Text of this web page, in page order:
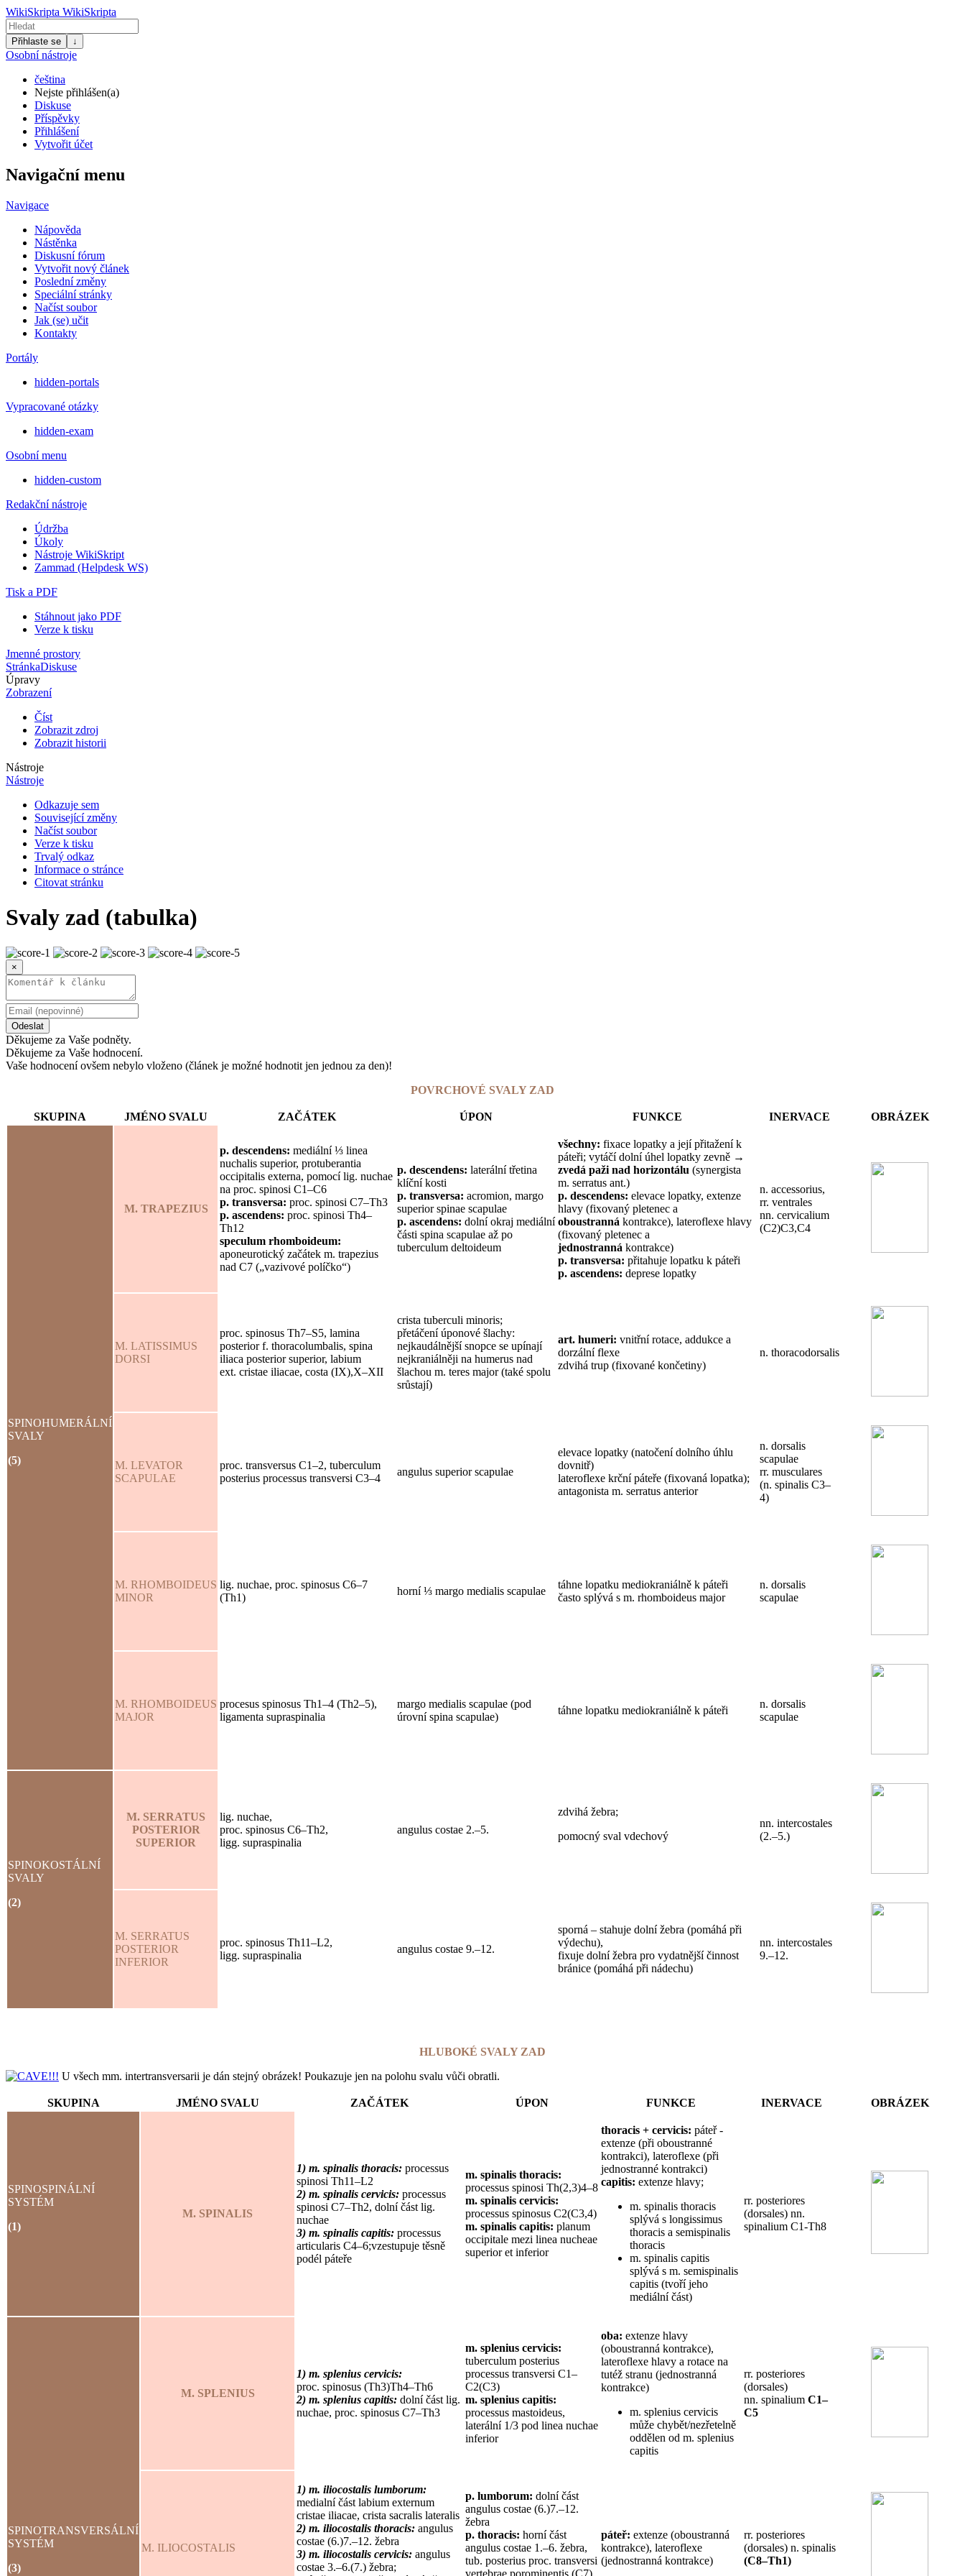
WikiSkripta WikiSkripta
Přihlaste se ↓
Osobní nástroje
čeština
Nejste přihlášen(a)
Diskuse
Příspěvky
Přihlášení
Vytvořit účet
Navigační menu
Navigace
Nápověda
Nástěnka
Diskusní fórum
Vytvořit nový článek
Poslední změny
Speciální stránky
Načíst soubor
Jak (se) učit
Kontakty
Portály
hidden-portals
Vypracované otázky
hidden-exam
Osobní menu
hidden-custom
Redakční nástroje
Údržba
Úkoly
Nástroje WikiSkript
Zammad (Helpdesk WS)
Tisk a PDF
Stáhnout jako PDF
Verze k tisku
Jmenné prostory
StránkaDiskuse
Úpravy
Zobrazení
Číst
Zobrazit zdroj
Zobrazit historii
Nástroje
Nástroje
Odkazuje sem
Související změny
Načíst soubor
Verze k tisku
Trvalý odkaz
Informace o stránce
Citovat stránku
Svaly zad (tabulka)
×
Odeslat
Děkujeme za Vaše podněty.
Děkujeme za Vaše hodnocení.
Vaše hodnocení ovšem nebylo vloženo (článek je možné hodnotit jen jednou za den)!
POVRCHOVÉ SVALY ZAD
SKUPINA JMÉNO SVALU ZAČÁTEK ÚPON FUNKCE INERVACE OBRÁZEK
SPINOHUMERÁLNÍ
SVALY
(5)
M. TRAPEZIUS
p. descendens: mediální ⅓ linea
nuchalis superior, protuberantia
occipitalis externa, pomocí lig. nuchae
na proc. spinosi C1–C6
p. transversa: proc. spinosi C7–Th3
p. ascendens: proc. spinosi Th4–
Th12
speculum rhomboideum:
aponeurotický začátek m. trapezius
nad C7 („vazivové políčko“)
p. descendens: laterální třetina
klíční kosti
p. transversa: acromion, margo
superior spinae scapulae
p. ascendens: dolní okraj mediální
části spina scapulae až po
tuberculum deltoideum
všechny: fixace lopatky a její přitažení k
páteři; vytáčí dolní úhel lopatky zevně →
zvedá paži nad horizontálu (synergista
m. serratus ant.)
p. descendens: elevace lopatky, extenze
hlavy (fixovaný pletenec a
oboustranná kontrakce), lateroflexe hlavy
(fixovaný pletenec a
jednostranná kontrakce)
p. transversa: přitahuje lopatku k páteři
p. ascendens: deprese lopatky
n. accessorius,
rr. ventrales
nn. cervicalium
(C2)C3,C4
M. LATISSIMUS
DORSI
proc. spinosus Th7–S5, lamina
posterior f. thoracolumbalis, spina
iliaca posterior superior, labium
ext. cristae iliacae, costa (IX),X–XII
crista tuberculi minoris;
přetáčení úponové šlachy:
nejkaudálnější snopce se upínají
nejkraniálněji na humerus nad
šlachou m. teres major (také spolu
srůstají)
art. humeri: vnitřní rotace, addukce a
dorzální flexe
zdvihá trup (fixované končetiny)
n. thoracodorsalis
M. LEVATOR
SCAPULAE
proc. transversus C1–2, tuberculum
posterius processus transversi C3–4
angulus superior scapulae
elevace lopatky (natočení dolního úhlu
dovnitř)
lateroflexe krční páteře (fixovaná lopatka);
antagonista m. serratus anterior
n. dorsalis
scapulae
rr. musculares
(n. spinalis C3–
4)
M. RHOMBOIDEUS
MINOR
lig. nuchae, proc. spinosus C6–7
(Th1)
horní ⅓ margo medialis scapulae
táhne lopatku mediokraniálně k páteři
často splývá s m. rhomboideus major
n. dorsalis
scapulae
M. RHOMBOIDEUS
MAJOR
procesus spinosus Th1–4 (Th2–5),
ligamenta supraspinalia
margo medialis scapulae (pod
úrovní spina scapulae)
táhne lopatku mediokraniálně k páteři
n. dorsalis
scapulae
SPINOKOSTÁLNÍ
SVALY
(2)
M. SERRATUS
POSTERIOR
SUPERIOR
lig. nuchae,
proc. spinosus C6–Th2,
ligg. supraspinalia
angulus costae 2.–5.
zdvihá žebra;
pomocný sval vdechový
nn. intercostales
(2.–5.)
M. SERRATUS
POSTERIOR
INFERIOR
proc. spinosus Th11–L2,
ligg. supraspinalia
angulus costae 9.–12.
sporná – stahuje dolní žebra (pomáhá při
výdechu),
fixuje dolní žebra pro vydatnější činnost
bránice (pomáhá při nádechu)
nn. intercostales
9.–12.
HLUBOKÉ SVALY ZAD
U všech mm. intertransversarii je dán stejný obrázek! Poukazuje jen na polohu svalu vůči obratli.
SKUPINA JMÉNO SVALU ZAČÁTEK ÚPON FUNKCE INERVACE OBRÁZEK
SPINOSPINÁLNÍ
SYSTÉM
(1)
M. SPINALIS
1) m. spinalis thoracis: processus
spinosi Th11–L2
2) m. spinalis cervicis: processus
spinosi C7–Th2, dolní část lig.
nuchae
3) m. spinalis capitis: processus
articularis C4–6;vzestupuje těsně
podél páteře
m. spinalis thoracis:
processus spinosi Th(2,3)4–8
m. spinalis cervicis:
processus spinosus C2(C3,4)
m. spinalis capitis: planum
occipitale mezi linea nucheae
superior et inferior
thoracis + cervicis: páteř -
extenze (při oboustranné
kontrakci), lateroflexe (při
jednostranné kontrakci)
capitis: extenze hlavy;
m. spinalis thoracis
splývá s longissimus
thoracis a semispinalis
thoracis
m. spinalis capitis
splývá s m. semispinalis
capitis (tvoří jeho
mediální část)
rr. posteriores
(dorsales) nn.
spinalium C1-Th8
SPINOTRANSVERSÁLNÍ
SYSTÉM
(3)
M. SPLENIUS
1) m. splenius cervicis:
proc. spinosus (Th3)Th4–Th6
2) m. splenius capitis: dolní část lig.
nuchae, proc. spinosus C7–Th3
m. splenius cervicis:
tuberculum posterius
processus transversi C1–
C2(C3)
m. splenius capitis:
processus mastoideus,
laterální 1/3 pod linea nuchae
inferior
oba: extenze hlavy
(oboustranná kontrakce),
lateroflexe hlavy a rotace na
tutéž stranu (jednostranná
kontrakce)
m. splenius cervicis
může chybět/nezřetelně
oddělen od m. splenius
capitis
rr. posteriores
(dorsales)
nn. spinalium C1–
C5
M. ILIOCOSTALIS
1) m. iliocostalis lumborum:
medialní část labium externum
cristae iliacae, crista sacralis lateralis
2) m. iliocostalis thoracis: angulus
costae (6.)7.–12. žebra
3) m. iliocostalis cervicis: angulus
costae 3.–6.(7.) žebra;
p. lumborum: dolní část
angulus costae (6.)7.–12.
žebra
p. thoracis: horní část
angulus costae 1.–6. žebra,
tub. posterius proc. transversi
vertebrae porominentis (C7)
páteř: extenze (oboustranná
kontrakce), lateroflexe
(jednostranná kontrakce)
rr. posteriores
(dorsales) n. spinalis
(C8–Th1)